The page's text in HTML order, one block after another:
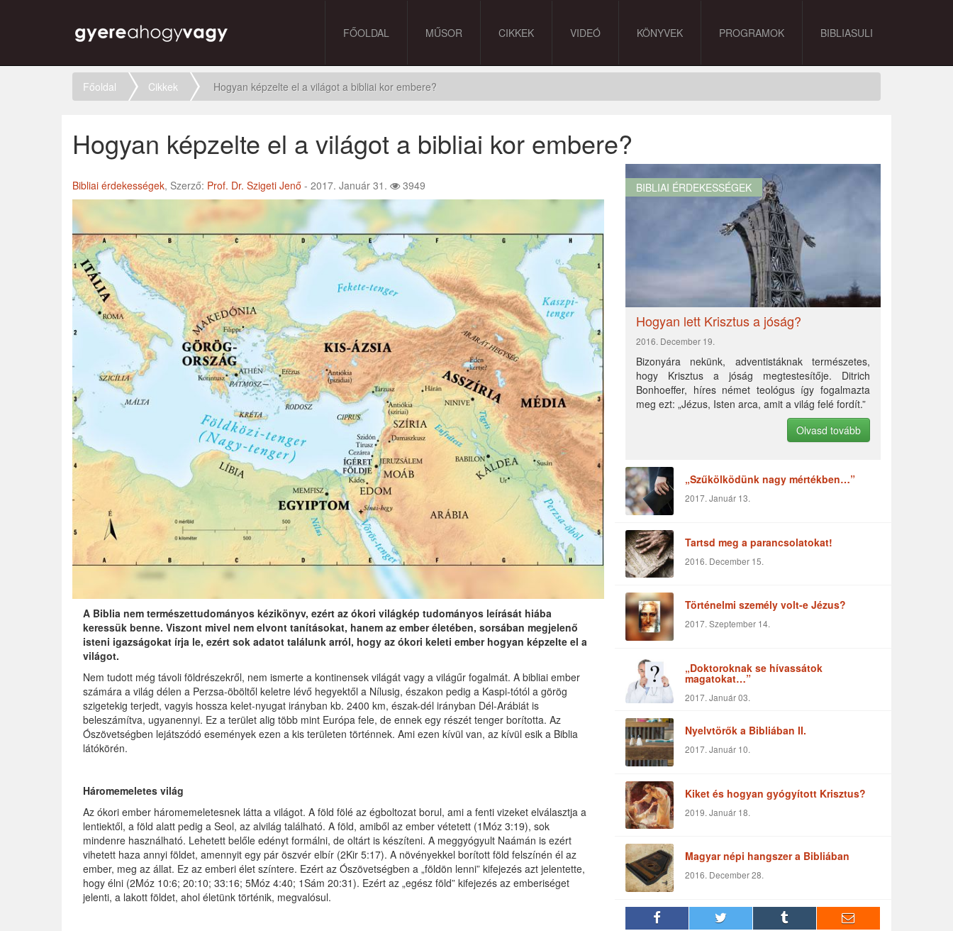
FŐOLDAL MŰSOR CIKKEK VIDEÓ KÖNYVEK PROGRAMOK BIBLIASULI
Főoldal Cikkek Hogyan képzelte el a világot a bibliai kor embere?
Hogyan képzelte el a világot a bibliai kor embere?
Bibliai érdekességek, Szerző: Prof. Dr. Szigeti Jenő - 2017. Január 31. 3949
A Biblia nem természettudományos kézikönyv, ezért az ókori világkép tudományos leírását hiába
keressük benne. Viszont mivel nem elvont tanításokat, hanem az ember életében, sorsában megjelenő
isteni igazságokat írja le, ezért sok adatot találunk arról, hogy az ókori keleti ember hogyan képzelte el a
világot.
Nem tudott még távoli földrészekről, nem ismerte a kontinensek világát vagy a világűr fogalmát. A bibliai ember
számára a világ délen a Perzsa-öböltől keletre lévő hegyektől a Nílusig, északon pedig a Kaspi-tótól a görög
szigetekig terjedt, vagyis hossza kelet-nyugat irányban kb. 2400 km, észak-dél irányban Dél-Arábiát is
beleszámítva, ugyanennyi. Ez a terület alig több mint Európa fele, de ennek egy részét tenger borította. Az
Ószövetségben lejátszódó események ezen a kis területen történnek. Ami ezen kívül van, az kívül esik a Biblia
látókörén.
Háromemeletes világ
Az ókori ember háromemeletesnek látta a világot. A föld fölé az égboltozat borul, ami a fenti vizeket elválasztja a
lentiektől, a föld alatt pedig a Seol, az alvilág található. A föld, amiből az ember vétetett (1Móz 3:19), sok
mindenre használható. Lehetett belőle edényt formálni, de oltárt is készíteni. A meggyógyult Naámán is ezért
vihetett haza annyi földet, amennyit egy pár öszvér elbír (2Kir 5:17). A növényekkel borított föld felszínén él az
ember, meg az állat. Ez az emberi élet színtere. Ezért az Ószövetségben a „földön lenni” kifejezés azt jelentette,
hogy élni (2Móz 10:6; 20:10; 33:16; 5Móz 4:40; 1Sám 20:31). Ezért az „egész föld” kifejezés az emberiséget
jelenti, a lakott földet, ahol életünk történik, megvalósul.
BIBLIAI ÉRDEKESSÉGEK
Hogyan lett Krisztus a jóság?
2016. December 19.
Bizonyára nekünk, adventistáknak természetes,
hogy Krisztus a jóság megtestesítője. Ditrich
Bonhoeffer, híres német teológus így fogalmazta
meg ezt: „Jézus, Isten arca, amit a világ felé fordít.”
Olvasd tovább
„Szűkölködünk nagy mértékben…”
2017. Január 13.
Tartsd meg a parancsolatokat!
2016. December 15.
Történelmi személy volt-e Jézus?
2017. Szeptember 14.
„Doktoroknak se hívassátok
magatokat…”
2017. Január 03.
Nyelvtörők a Bibliában II.
2017. Január 10.
Kiket és hogyan gyógyított Krisztus?
2019. Január 18.
Magyar népi hangszer a Bibliában
2016. December 28.